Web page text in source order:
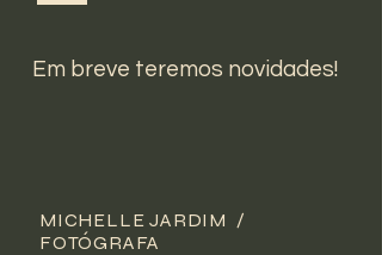
Em breve teremos novidades!
MICHELLE JARDIM /
FOTÓGRAFA